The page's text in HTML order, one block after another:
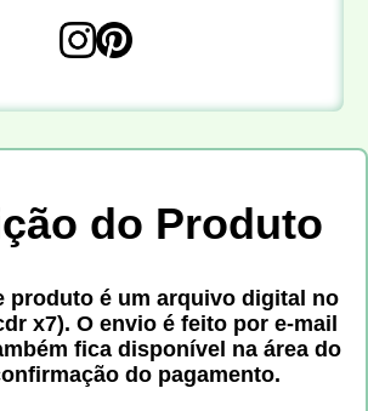
do Produto
produto é um arquivo digital no
x7). O envio é feito por e-mail
fica disponível na área do
do pagamento.